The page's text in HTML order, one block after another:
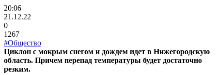
20:06
21.12.22
0
1267
#Общество
Циклон с мокрым снегом и дождем идет в Нижегородскую
область. Причем перепад температуры будет достаточно
резким.